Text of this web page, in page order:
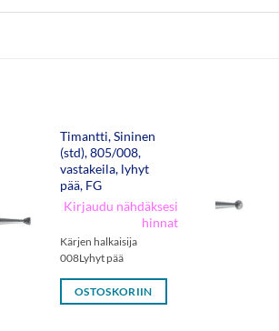
Timantti, Sininen
(std), 805/008,
vastakeila, lyhyt
pää, FG
Kirjaudu nähdäksesi
hinnat
Kärjen halkaisija
008Lyhyt pää
OSTOSKORIIN